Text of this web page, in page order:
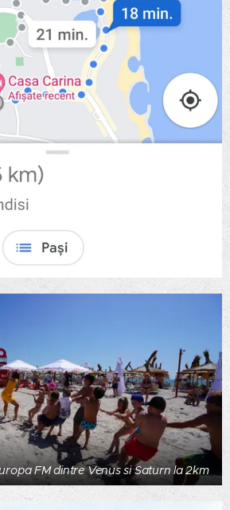
FM dintre Venus si Saturn la 2km